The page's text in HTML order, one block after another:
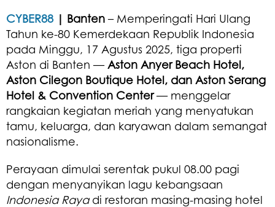
CYBER88 | Banten– Memperingati Hari Ulang
Tahun ke-80 Kemerdekaan Republik Indonesia
pada Minggu, 17 Agustus 2025, tiga properti
Aston di Banten —Aston Anyer Beach Hotel,
Aston Cilegon Boutique Hotel, dan Aston Serang
Hotel & Convention Center— menggelar
rangkaian kegiatan meriah yang menyatukan
tamu, keluarga, dan karyawan dalam semangat
nasionalisme.
Perayaan dimulai serentak pukul 08.00 pagi
dengan menyanyikan lagu kebangsaan
Indonesia Rayadi restoran masing-masing hotel